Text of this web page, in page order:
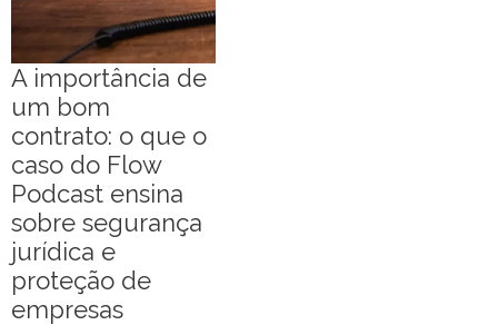
A importância de
um bom
contrato: o que o
caso do Flow
Podcast ensina
sobre segurança
jurídica e
proteção de
empresas